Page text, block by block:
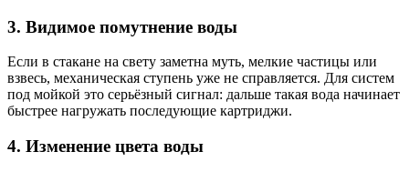
3. Видимое помутнение воды
Если в стакане на свету заметна муть, мелкие частицы или
взвесь, механическая ступень уже не справляется. Для систем
под мойкой это серьёзный сигнал: дальше такая вода начинает
быстрее нагружать последующие картриджи.
4. Изменение цвета воды